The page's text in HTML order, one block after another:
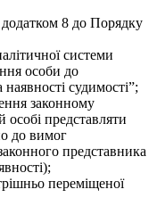
додатком 8 до Порядку
системи
особи до
наявності судимості”;
законному
представляти
до вимог
представника
переміщеної